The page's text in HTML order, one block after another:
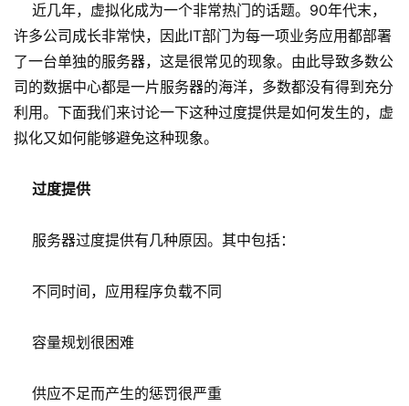
近几年，虚拟化成为一个非常热门的话题。90年代末，
许多公司成长非常快，因此IT部门为每一项业务应用都部署
了一台单独的服务器，这是很常见的现象。由此导致多数公
司的数据中心都是一片服务器的海洋，多数都没有得到充分
利用。下面我们来讨论一下这种过度提供是如何发生的，虚
拟化又如何能够避免这种现象。
过度提供
服务器过度提供有几种原因。其中包括：
不同时间，应用程序负载不同
容量规划很困难
供应不足而产生的惩罚很严重